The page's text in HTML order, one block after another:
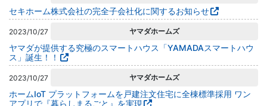
セキホーム株式会社の完全子会社化に関するお知らせ
2023/10/27 ヤマダホームズ
ヤマダが提供する究極のスマートハウス「YAMADAスマートハウ
ス」誕生！！
2023/10/27 ヤマダホームズ
ホームIoT プラットフォームを戸建注文住宅に全棟標準採用 ワン
アプリで『暮らしまるごと』を実現